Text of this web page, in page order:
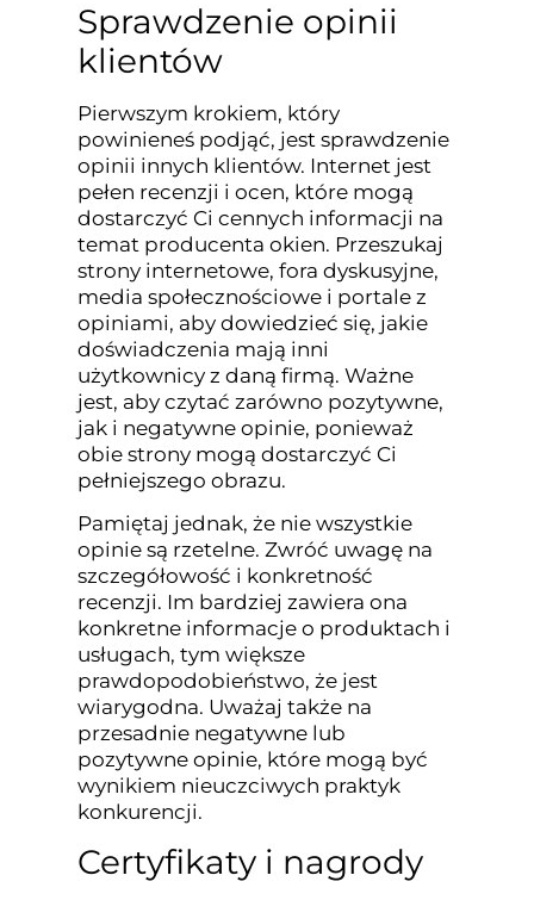
Sprawdzenie opinii
klientów
Pierwszym krokiem, który
powinieneś podjąć, jest sprawdzenie
opinii innych klientów. Internet jest
pełen recenzji i ocen, które mogą
dostarczyć Ci cennych informacji na
temat producenta okien. Przeszukaj
strony internetowe, fora dyskusyjne,
media społecznościowe i portale z
opiniami, aby dowiedzieć się, jakie
doświadczenia mają inni
użytkownicy z daną firmą. Ważne
jest, aby czytać zarówno pozytywne,
jak i negatywne opinie, ponieważ
obie strony mogą dostarczyć Ci
pełniejszego obrazu.
Pamiętaj jednak, że nie wszystkie
opinie są rzetelne. Zwróć uwagę na
szczegółowość i konkretność
recenzji. Im bardziej zawiera ona
konkretne informacje o produktach i
usługach, tym większe
prawdopodobieństwo, że jest
wiarygodna. Uważaj także na
przesadnie negatywne lub
pozytywne opinie, które mogą być
wynikiem nieuczciwych praktyk
konkurencji.
Certyfikaty i nagrody